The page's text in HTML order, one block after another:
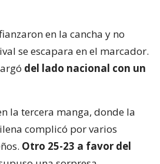
en la cancha y no
se escapara en el marcador.
del lado nacional con un
la tercera manga, donde la
complicó por varios
Otro 25-23 a favor del